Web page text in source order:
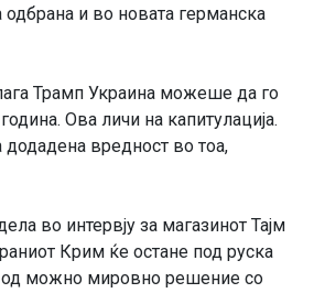
одбрана и во новата германска
Трамп Украина можеше да го
Ова личи на капитулација.
вредност во тоа,
во интервју за магазинот Тајм
Крим ќе остане под руска
од можно мировно решение со